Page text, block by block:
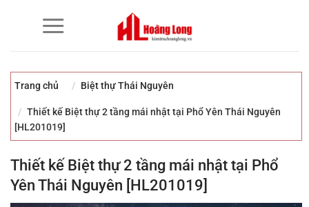
Trang chủ Biệt thự Thái Nguyên
Thiết kế Biệt thự 2 tầng mái nhật tại Phổ Yên Thái Nguyên
[HL201019]
Thiết kế Biệt thự 2 tầng mái nhật tại Phổ
Yên Thái Nguyên [HL201019]